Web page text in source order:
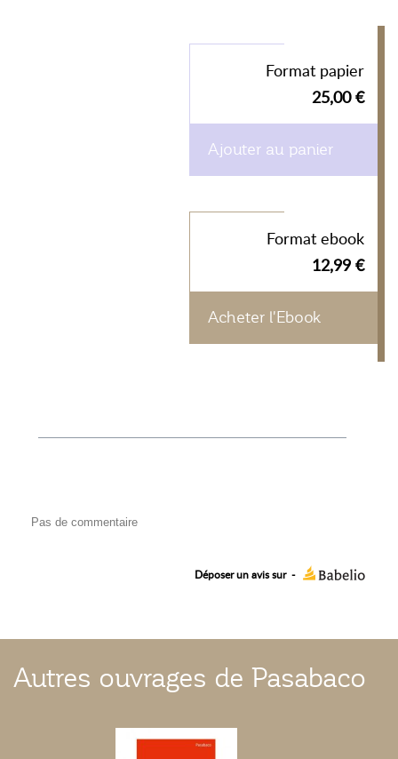
Format papier
25,00 €
Ajouter au panier
Format ebook
12,99 €
Acheter l'Ebook
Pas de commentaire
Déposer un avis sur -
Autres ouvrages de Pasabaco